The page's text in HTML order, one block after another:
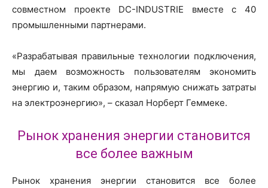
совместном проекте DC-INDUSTRIE вместе с 40
промышленными партнерами.
«Разрабатывая правильные технологии подключения,
мы даем возможность пользователям экономить
энергию и, таким образом, напрямую снижать затраты
на электроэнергию», – сказал Норберт Геммеке.
Рынок хранения энергии становится
все более важным
Рынок хранения энергии становится все более